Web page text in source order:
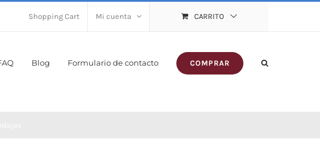
Shopping Cart Mi cuenta CARRITO
Blog Formulario de contacto COMPRAR